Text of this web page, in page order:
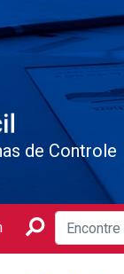
de Controle